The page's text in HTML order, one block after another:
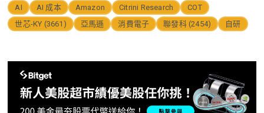
AI AI 成本 Amazon Citrini Research
COT
世芯-KY (3661)
亞馬遜 消費電子 聯發科 (2454) 自研